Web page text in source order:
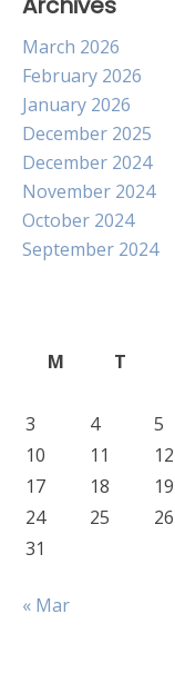
March 2026
February 2026
January 2026
December 2025
December 2024
November 2024
October 2024
September 2024
M
T
3
4 5
10
11 12
17
18 19
24
25 26
31
« Mar